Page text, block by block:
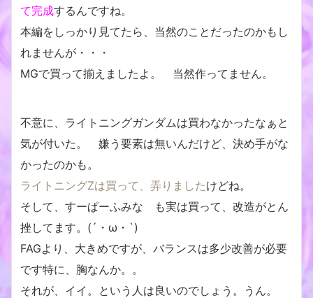
て完成するんですね。
本編をしっかり見てたら、当然のことだったのかもし
れませんが・・・
MGで買って揃えましたよ。 当然作ってません。
不意に、ライトニングガンダムは買わなかったなぁと
気が付いた。 嫌う要素は無いんだけど、決め手がな
かったのかも。
ライトニングZは買って、弄りましたけどね。
そして、すーぱーふみな も実は買って、改造がとん
挫してます。(´・ω・`)
FAGより、大きめですが、バランスは多少改善が必要
です特に、胸なんか。。
それが、イイ。という人は良いのでしょう。うん。